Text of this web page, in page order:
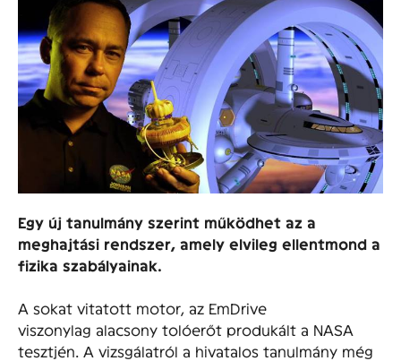
Egy új tanulmány szerint működhet az a
meghajtási rendszer, amely elvileg ellentmond a
fizika szabályainak.
A sokat vitatott motor, az EmDrive
viszonylag alacsony tolóerőt produkált a NASA
tesztjén. A vizsgálatról a hivatalos tanulmány még